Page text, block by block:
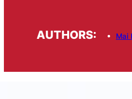
AUTHORS: Mai